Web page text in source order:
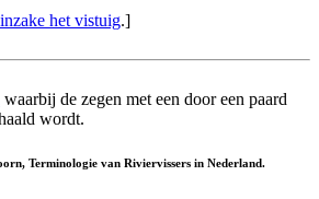
het vistuig.]
waarbij de zegen met een door een paard
wordt.
Terminologie van Riviervissers in Nederland.